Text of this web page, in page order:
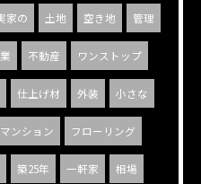
家の 土地 空き地 管理
不動産 ワンストップ
仕上げ材 外装 小さな
マンション フローリング
築25年 一軒家 相場